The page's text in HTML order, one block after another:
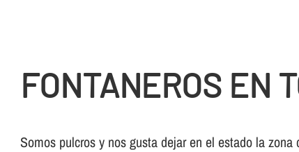
FONTANEROS EN
Somos pulcros y nos gusta dejar en el estado la